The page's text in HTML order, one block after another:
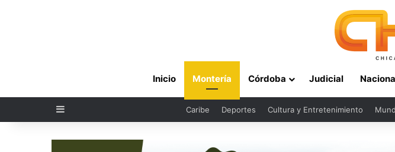
Inicio Montería Córdoba Judicial
Sidebar Caribe Deportes Cultura y Entretenimiento